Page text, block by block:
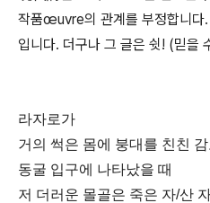
작품œuvre의 관계를 부정합니
입니다. 더구나 그 글은 쉿! (믿을
라자로가
거의 썩은 몸에 붕대를 친친 감
동굴 입구에 나타났을 때
저 더러운 몰골은 죽은 자/산